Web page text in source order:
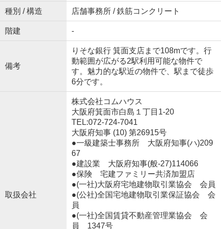
種別 / 構造 店舗事務所 / 鉄筋コンクリート
階建 -
備考
りそな銀行 箕面支店まで108mです。行
動範囲が広がる2駅利用可能な物件で
す。魅力的な駅近の物件で、駅まで徒歩
6分です。
取扱会社
株式会社コムハウス
大阪府箕面市白島１丁目1-20
TEL:072-724-7041
大阪府知事 (10) 第26915号
●一級建築士事務所 大阪府知事(ハ)209
67
●建設業 大阪府知事(般‐27)114066
●保険 宅建ファミリー共済加盟店
●(一社)大阪府宅地建物取引業協会 会員
●(公社)全国宅地建物取引業保証協会 会
員
●(一社)全国賃貸不動産管理業協会 会
員 1347号